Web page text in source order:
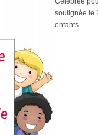
soulignée le
enfants.